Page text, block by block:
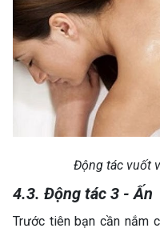
Động tác vuốt
4.3. Động tác 3 - Ấn
Trước tiên bạn cần nắm